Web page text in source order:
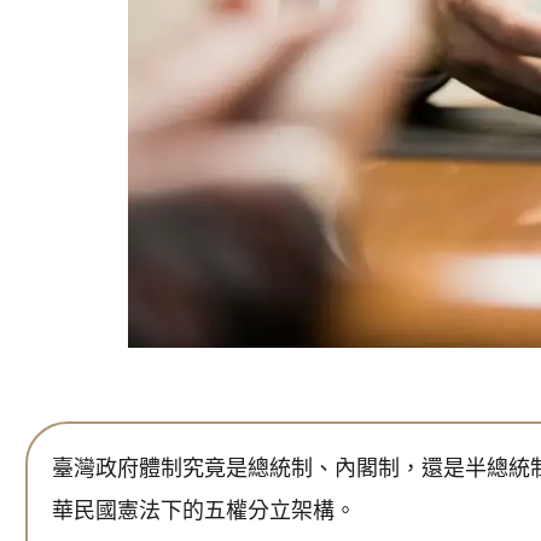
臺灣政府體制究竟是總統制、內閣制，還是半總
華民國憲法下的五權分立架構。